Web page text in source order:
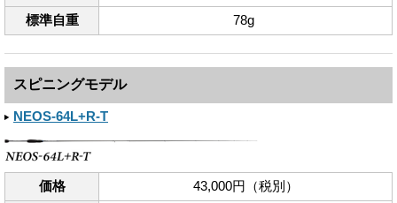
標準自重
78g
スピニングモデル
NEOS-64L+R-T
価格 43,000円（税別）